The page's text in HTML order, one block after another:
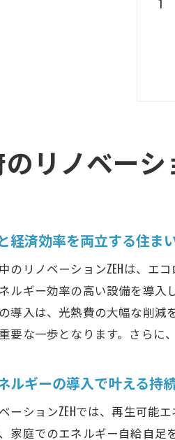
リノベー
経済効率を両立する住ま
のリノベーションZEHは、エ
ルギー効率の高い設備を導入
導入は、光熱費の大幅な削
要な一歩となります。さら
ルギーの導入で叶える持
ーションZEHでは、再生可能
家庭でのエネルギー自給自